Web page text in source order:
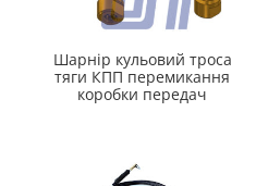
Шарнір кульовий троса
тяги КПП перемикання
коробки передач